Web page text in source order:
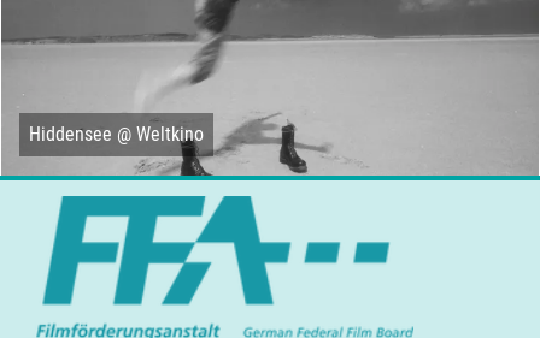
Hiddensee @ Weltkino